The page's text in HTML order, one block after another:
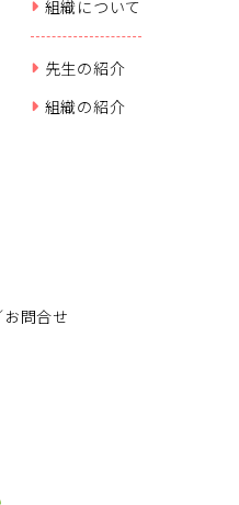
組織について
先生の紹介
組織の紹介
問合せ